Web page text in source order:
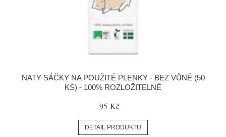
NATY SÁČKY NA POUŽITÉ PLENKY - BEZ VŮNĚ (50
KS) - 100% ROZLOŽITELNÉ
95 Kč
DETAIL PRODUKTU